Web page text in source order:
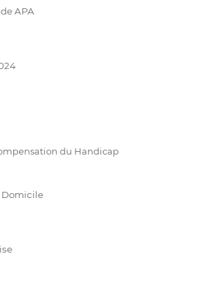
APA
du Handicap
Domicile